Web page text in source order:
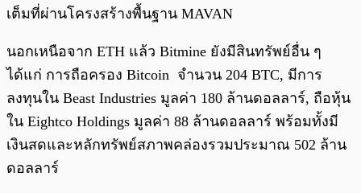
เต็มที่ผ่านโครงสร้างพื้นฐาน MAVAN
นอกเหนือจาก ETH แล้ว Bitmine ยังมีสินทรัพย์อื่น ๆ
ได้แก่ การถือครอง Bitcoin จำนวน 204 BTC, มีการ
ลงทุนใน Beast Industries มูลค่า 180 ล้านดอลลาร์, ถือหุ้น
ใน Eightco Holdings มูลค่า 88 ล้านดอลลาร์ พร้อมทั้งมี
เงินสดและหลักทรัพย์สภาพคล่องรวมประมาณ 502 ล้าน
ดอลลาร์